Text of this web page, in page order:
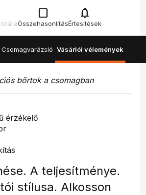
check_box_outline_blank
Összehasonlítás
notifications
Értesítések
Csomagvarázsló Vásárlói vélemények
bőrtok a csomagban
érzékelő
A teljesítménye.
stílusa. Alkosson